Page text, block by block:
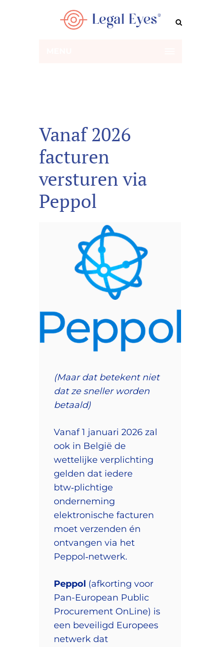
Vanaf 2026
facturen
versturen via
Peppol
(Maar dat betekent niet
dat ze sneller worden
betaald)
Vanaf 1 januari 2026 zal
ook in België de
wettelijke verplichting
gelden dat iedere
btw‑plichtige
onderneming
elektronische facturen
moet verzenden én
ontvangen via het
Peppol‑netwerk.
Peppol (afkorting voor
Pan-European Public
Procurement OnLine) is
een beveiligd Europees
netwerk dat